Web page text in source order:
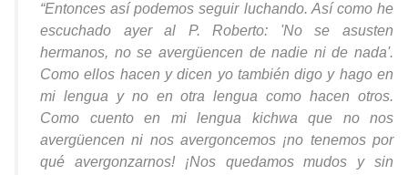
“Entonces así podemos seguir luchando. Así como he
escuchado ayer al P. Roberto: 'No se asusten
hermanos, no se avergüencen de nadie ni de nada'.
Como ellos hacen y dicen yo también digo y hago en
mi lengua y no en otra lengua como hacen otros.
Como cuento en mi lengua kichwa que no nos
avergüencen ni nos avergoncemos ¡no tenemos por
qué avergonzarnos! ¡Nos quedamos mudos y sin